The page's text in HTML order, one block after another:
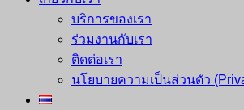
บริการของเรา
ร่วมงานกับเรา
ติดต่อเรา
นโยบายความเป็นส่วนตัว